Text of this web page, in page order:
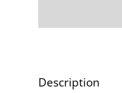
Description